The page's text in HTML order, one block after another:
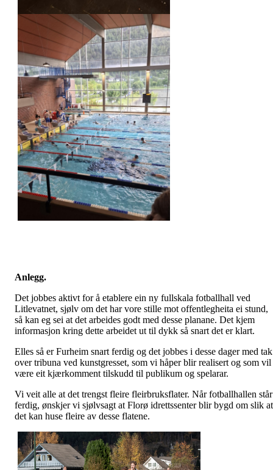
Anlegg.
Det jobbes aktivt for å etablere ein ny fullskala fotballhall ved
Litlevatnet, sjølv om det har vore stille mot offentlegheita ei stund,
så kan eg sei at det arbeides godt med desse planane. Det kjem
informasjon kring dette arbeidet ut til dykk så snart det er klart.
Elles så er Furheim snart ferdig og det jobbes i desse dager med tak
over tribuna ved kunstgresset, som vi håper blir realisert og som vil
være eit kjærkomment tilskudd til publikum og spelarar.
Vi veit alle at det trengst fleire fleirbruksflater. Når fotballhallen står
ferdig, ønskjer vi sjølvsagt at Florø idrettssenter blir bygd om slik at
det kan huse fleire av desse flatene.